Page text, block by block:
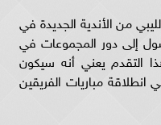
من الأندية الجديدة في
إلى دور المجموعات في
التقدم يعني أنه سيكون
مباريات الفريقين